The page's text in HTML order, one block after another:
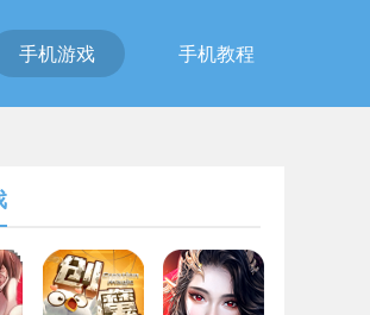
手机游戏 手机教程